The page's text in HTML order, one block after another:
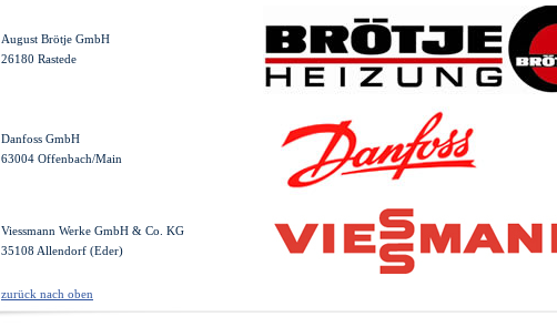
August Brötje GmbH
26180 Rastede
Danfoss GmbH
63004 Offenbach/Main
Viessmann Werke GmbH & Co. KG
35108 Allendorf (Eder)
zurück nach oben